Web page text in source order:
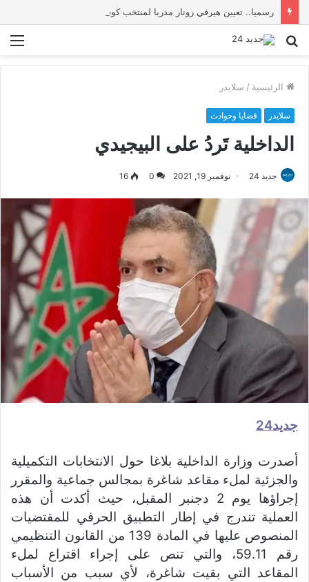
رسميا.. تعيين هيرفي رونار مدربا لمنتخب كوت ديفوار
بحث
الرئيسية / سلايدر
سلايدر قضايا وحوادث
الداخلية تَردُ على البيجيدي
جديد 24 نوفمبر 19, 2021 0
16
جديد24
أصدرت وزارة الداخلية بلاغا حول الانتخابات التكميلية
والجزئية لملء مقاعد شاغرة بمجالس جماعية والمقرر
إجراؤها يوم 2 دجنبر المقبل، حيث أكدت أن هذه
العملية تندرج في إطار التطبيق الحرفي للمقتضيات
المنصوص عليها في المادة 139 من القانون التنظيمي
رقم 59.11، والتي تنص على إجراء اقتراع لملء
المقاعد التي بقيت شاغرة، لأي سبب من الأسباب